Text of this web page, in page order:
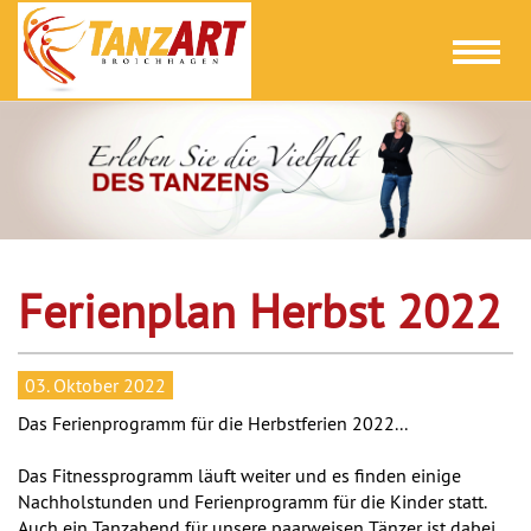
Toggle
Ferienplan Herbst 2022
03. Oktober 2022
Das Ferienprogramm für die Herbstferien 2022...
Das Fitnessprogramm läuft weiter und es finden einige
Nachholstunden und Ferienprogramm für die Kinder statt.